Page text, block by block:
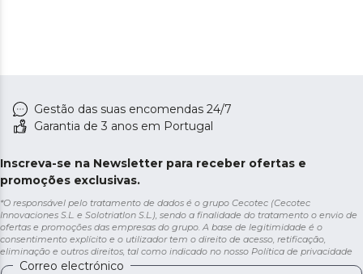
Gestão das suas encomendas 24/7
Garantia de 3 anos em Portugal
Inscreva-se na Newsletter para receber ofertas e
promoções exclusivas.
*O responsável pelo tratamento de dados é o grupo Cecotec (Cecotec
Innovaciones S.L. e Solotriatlon S.L.), sendo a finalidade do tratamento o envio de
ofertas e promoções das empresas do grupo. A base de legitimidade é o
consentimento explícito e o utilizador tem o direito de acesso, retificação,
eliminação e outros direitos, tal como indicado no nosso Política de privacidade
Correo electrónico